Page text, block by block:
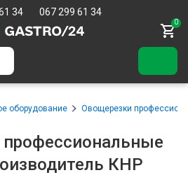
34 067 299 61 34
0
оборудование Овощерезки
КНР